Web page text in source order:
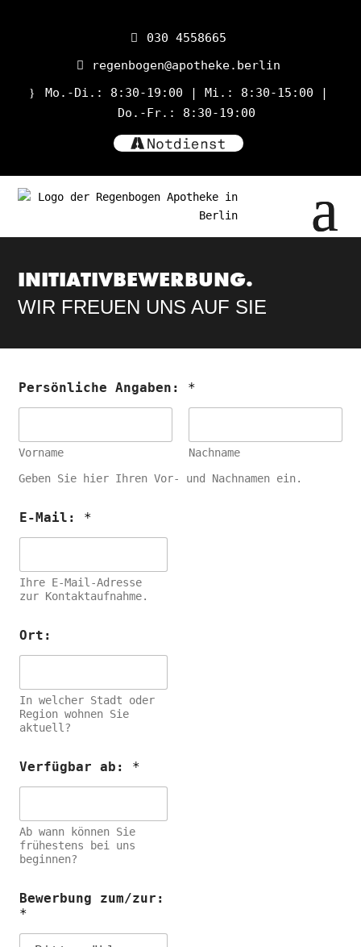
030 4558665
regenbogen@apotheke.berlin
Mo.-Di.: 8:30-19:00 | Mi.: 8:30-15:00 |
Do.-Fr.: 8:30-19:00
INITIATIV­BEWERBUNG.
WIR FREUEN UNS AUF SIE
Persönliche Angaben: *
Vorname
Nachname
Geben Sie hier Ihren Vor- und Nachnamen ein.
E-Mail: *
Ihre E-Mail-Adresse
zur Kontaktaufnahme.
Ort:
In welcher Stadt oder
Region wohnen Sie
aktuell?
Verfügbar ab: *
Ab wann können Sie
frühestens bei uns
beginnen?
Bewerbung zum/zur:
*